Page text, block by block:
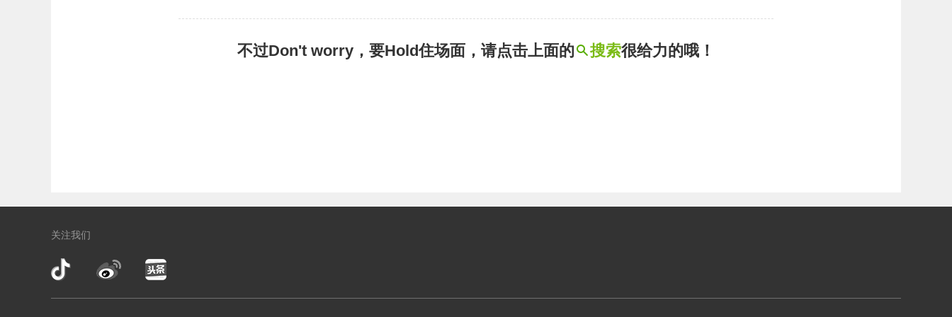
不过Don't worry，要Hold住场面，请点击上面的 搜索很给力的哦！
关注我们